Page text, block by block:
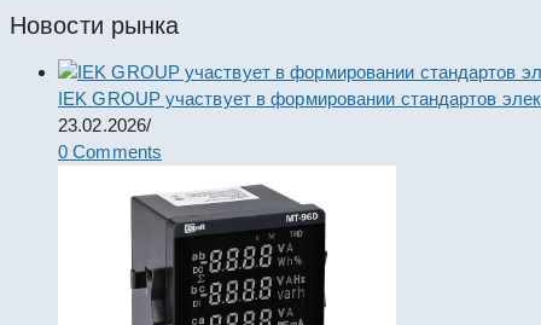
Новости рынка
IEK GROUP участвует в формировании стандартов
23.02.2026/
0 Comments